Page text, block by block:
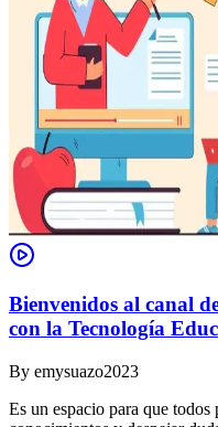
Bienvenidos al canal
con la Tecnología
By emysuazo2023
Es un espacio para que